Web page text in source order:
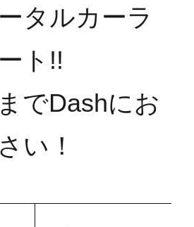
タルカーラ
ト!!
でDashにお
い！